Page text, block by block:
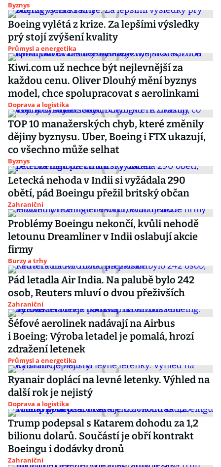
Byznys
Boeing vylétá z krize. Za lepšími výsledky
prý stojí zvýšení kvality
Průmysl a energetika
Kiwi.com už nechce být nejlevnější za
každou cenu. Oliver Dlouhý mění byznys
model, chce spolupracovat s aerolinkami
Doprava a logistika
TOP 10 manažerských chyb, které změnily
dějiny byznysu. Uber, Boeing i FTX ukazují,
co všechno může selhat
Byznys
Letecká nehoda v Indii si vyžádala 290
obětí, pád Boeingu přežil britský občan
Zahraniční
Problémy Boeingu nekončí, kvůli nehodě
letounu Dreamliner v Indii oslabují akcie
firmy
Burzy a trhy
Pád letadla Air India. Na palubě bylo 242
osob, Reuters mluví o dvou přeživších
Zahraniční
Šéfové aerolinek nadávají na Airbus
i Boeing: Výroba letadel je pomalá, hrozí
zdražení letenek
Průmysl a energetika
Ryanair doplácí na levné letenky. Výhled na
další rok je nejistý
Doprava a logistika
Trump podepsal s Katarem dohodu za 1,2
bilionu dolarů. Součástí je obří kontrakt
Boeingu i dodávky dronů
Zahraniční